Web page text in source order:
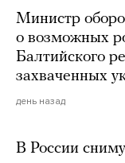
Министр
о возможных
Балтийского
захваченных
день назад
В России